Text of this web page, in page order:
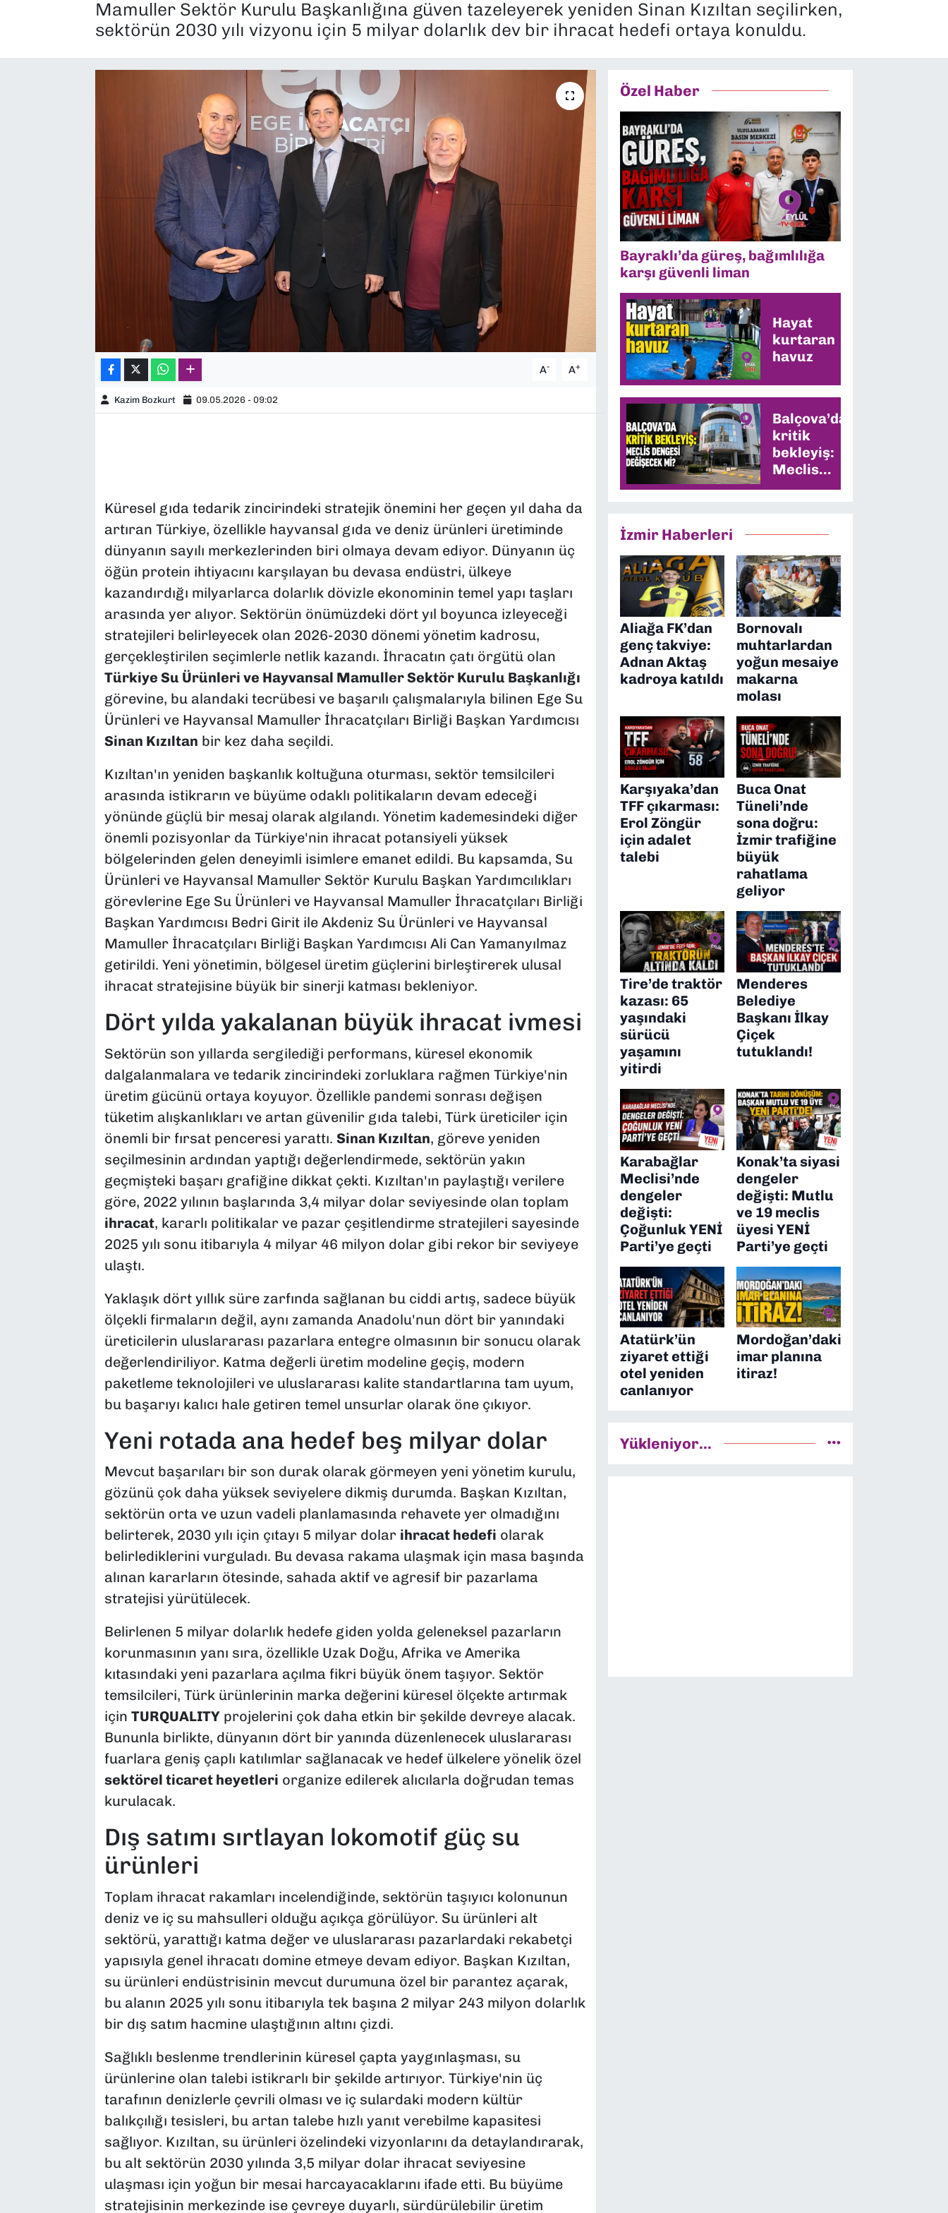
Mamuller Sektör Kurulu Başkanlığına güven tazeleyerek yeniden Sinan Kızıltan seçilirken,
sektörün 2030 yılı vizyonu için 5 milyar dolarlık dev bir ihracat hedefi ortaya konuldu.
A- A+
Kazim Bozkurt 09.05.2026 - 09:02
Küresel gıda tedarik zincirindeki stratejik önemini her geçen yıl daha da
artıran Türkiye, özellikle hayvansal gıda ve deniz ürünleri üretiminde
dünyanın sayılı merkezlerinden biri olmaya devam ediyor. Dünyanın üç
öğün protein ihtiyacını karşılayan bu devasa endüstri, ülkeye
kazandırdığı milyarlarca dolarlık dövizle ekonominin temel yapı taşları
arasında yer alıyor. Sektörün önümüzdeki dört yıl boyunca izleyeceği
stratejileri belirleyecek olan 2026-2030 dönemi yönetim kadrosu,
gerçekleştirilen seçimlerle netlik kazandı. İhracatın çatı örgütü olan
Türkiye Su Ürünleri ve Hayvansal Mamuller Sektör Kurulu Başkanlığı
görevine, bu alandaki tecrübesi ve başarılı çalışmalarıyla bilinen Ege Su
Ürünleri ve Hayvansal Mamuller İhracatçıları Birliği Başkan Yardımcısı
Sinan Kızıltan bir kez daha seçildi.
Kızıltan'ın yeniden başkanlık koltuğuna oturması, sektör temsilcileri
arasında istikrarın ve büyüme odaklı politikaların devam edeceği
yönünde güçlü bir mesaj olarak algılandı. Yönetim kademesindeki diğer
önemli pozisyonlar da Türkiye'nin ihracat potansiyeli yüksek
bölgelerinden gelen deneyimli isimlere emanet edildi. Bu kapsamda, Su
Ürünleri ve Hayvansal Mamuller Sektör Kurulu Başkan Yardımcılıkları
görevlerine Ege Su Ürünleri ve Hayvansal Mamuller İhracatçıları Birliği
Başkan Yardımcısı Bedri Girit ile Akdeniz Su Ürünleri ve Hayvansal
Mamuller İhracatçıları Birliği Başkan Yardımcısı Ali Can Yamanyılmaz
getirildi. Yeni yönetimin, bölgesel üretim güçlerini birleştirerek ulusal
ihracat stratejisine büyük bir sinerji katması bekleniyor.
Dört yılda yakalanan büyük ihracat ivmesi
Sektörün son yıllarda sergilediği performans, küresel ekonomik
dalgalanmalara ve tedarik zincirindeki zorluklara rağmen Türkiye'nin
üretim gücünü ortaya koyuyor. Özellikle pandemi sonrası değişen
tüketim alışkanlıkları ve artan güvenilir gıda talebi, Türk üreticiler için
önemli bir fırsat penceresi yarattı. Sinan Kızıltan, göreve yeniden
seçilmesinin ardından yaptığı değerlendirmede, sektörün yakın
geçmişteki başarı grafiğine dikkat çekti. Kızıltan'ın paylaştığı verilere
göre, 2022 yılının başlarında 3,4 milyar dolar seviyesinde olan toplam
ihracat, kararlı politikalar ve pazar çeşitlendirme stratejileri sayesinde
2025 yılı sonu itibarıyla 4 milyar 46 milyon dolar gibi rekor bir seviyeye
ulaştı.
Yaklaşık dört yıllık süre zarfında sağlanan bu ciddi artış, sadece büyük
ölçekli firmaların değil, aynı zamanda Anadolu'nun dört bir yanındaki
üreticilerin uluslararası pazarlara entegre olmasının bir sonucu olarak
değerlendiriliyor. Katma değerli üretim modeline geçiş, modern
paketleme teknolojileri ve uluslararası kalite standartlarına tam uyum,
bu başarıyı kalıcı hale getiren temel unsurlar olarak öne çıkıyor.
Yeni rotada ana hedef beş milyar dolar
Mevcut başarıları bir son durak olarak görmeyen yeni yönetim kurulu,
gözünü çok daha yüksek seviyelere dikmiş durumda. Başkan Kızıltan,
sektörün orta ve uzun vadeli planlamasında rehavete yer olmadığını
belirterek, 2030 yılı için çıtayı 5 milyar dolar ihracat hedefi olarak
belirlediklerini vurguladı. Bu devasa rakama ulaşmak için masa başında
alınan kararların ötesinde, sahada aktif ve agresif bir pazarlama
stratejisi yürütülecek.
Belirlenen 5 milyar dolarlık hedefe giden yolda geleneksel pazarların
korunmasının yanı sıra, özellikle Uzak Doğu, Afrika ve Amerika
kıtasındaki yeni pazarlara açılma fikri büyük önem taşıyor. Sektör
temsilcileri, Türk ürünlerinin marka değerini küresel ölçekte artırmak
için TURQUALITYprojelerini çok daha etkin bir şekilde devreye alacak.
Bununla birlikte, dünyanın dört bir yanında düzenlenecek uluslararası
fuarlara geniş çaplı katılımlar sağlanacak ve hedef ülkelere yönelik özel
sektörel ticaret heyetleri organize edilerek alıcılarla doğrudan temas
kurulacak.
Dış satımı sırtlayan lokomotif güç su
ürünleri
Toplam ihracat rakamları incelendiğinde, sektörün taşıyıcı kolonunun
deniz ve iç su mahsulleri olduğu açıkça görülüyor. Su ürünleri alt
sektörü, yarattığı katma değer ve uluslararası pazarlardaki rekabetçi
yapısıyla genel ihracatı domine etmeye devam ediyor. Başkan Kızıltan,
su ürünleri endüstrisinin mevcut durumuna özel bir parantez açarak,
bu alanın 2025 yılı sonu itibarıyla tek başına 2 milyar 243 milyon dolarlık
bir dış satım hacmine ulaştığının altını çizdi.
Sağlıklı beslenme trendlerinin küresel çapta yaygınlaşması, su
ürünlerine olan talebi istikrarlı bir şekilde artırıyor. Türkiye'nin üç
tarafının denizlerle çevrili olması ve iç sulardaki modern kültür
balıkçılığı tesisleri, bu artan talebe hızlı yanıt verebilme kapasitesi
sağlıyor. Kızıltan, su ürünleri özelindeki vizyonlarını da detaylandırarak,
bu alt sektörün 2030 yılında 3,5 milyar dolar ihracat seviyesine
ulaşması için yoğun bir mesai harcayacaklarını ifade etti. Bu büyüme
stratejisinin merkezinde ise çevreye duyarlı, sürdürülebilir üretim
Özel Haber
Bayraklı’da güreş, bağımlılığa
karşı güvenli liman
Hayat
kurtaran
havuz
Balçova’da
kritik
bekleyiş:
Meclis
dengesi
İzmir Haberleri
Aliağa FK’dan
genç takviye:
Adnan Aktaş
kadroya katıldı
Bornovalı
muhtarlardan
yoğun mesaiye
makarna
molası
Karşıyaka’dan
TFF çıkarması:
Erol Zöngür
için adalet
talebi
Buca Onat
Tüneli’nde
sona doğru:
İzmir trafiğine
büyük
rahatlama
geliyor
Tire’de traktör
kazası: 65
yaşındaki
sürücü
yaşamını
yitirdi
Menderes
Belediye
Başkanı İlkay
Çiçek
tutuklandı!
Karabağlar
Meclisi’nde
dengeler
değişti:
Çoğunluk YENİ
Parti’ye geçti
Konak’ta siyasi
dengeler
değişti: Mutlu
ve 19 meclis
üyesi YENİ
Parti’ye geçti
Atatürk’ün
ziyaret ettiği
otel yeniden
canlanıyor
Mordoğan’daki
imar planına
itiraz!
Yükleniyor...